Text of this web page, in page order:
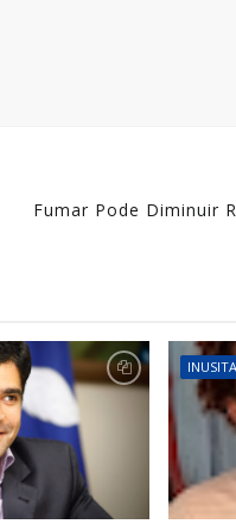
Fumar Pode Diminuir